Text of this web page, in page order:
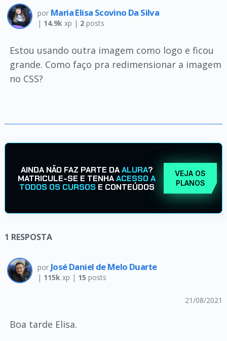
por Maria Elisa Scovino Da Silva
| 14.9kxp | 2posts
Estou usando outra imagem como logo e ficou
grande. Como faço pra redimensionar a imagem
no CSS?
AINDA NÃO FAZ PARTE DAALURA?
MATRICULE-SE E TENHAACESSO A
TODOS OS CURSOS E CONTEÚDOS
VEJA OS
PLANOS
1 RESPOSTA
por José Daniel de Melo Duarte
| 115kxp | 15 posts
21/08/2021
Boa tarde Elisa.